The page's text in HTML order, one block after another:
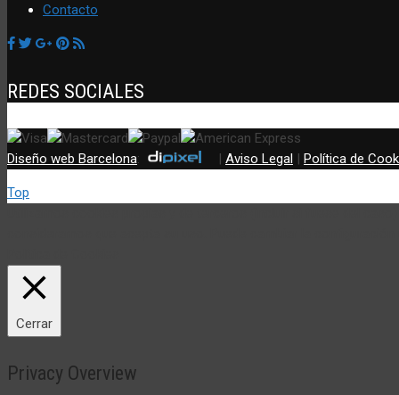
Contacto
REDES SOCIALES
Diseño web Barcelona: | Aviso Legal | Política de
Top
Cerrar
Privacy Overview